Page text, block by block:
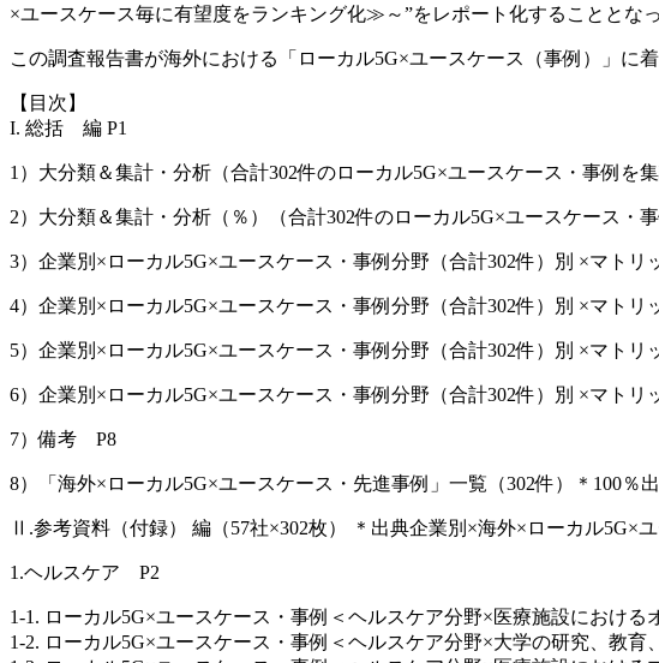
×ユースケース毎に有望度をランキング化≫～”をレポート化することとなっ
この調査報告書が海外における「ローカル5G×ユースケース（事例）」に
【目次】
I. 総括 編 P1
1）大分類＆集計・分析（合計302件のローカル5G×ユースケース・事例を
2）大分類＆集計・分析（％）（合計302件のローカル5G×ユースケース・
3）企業別×ローカル5G×ユースケース・事例分野（合計302件）別 ×マト
4）企業別×ローカル5G×ユースケース・事例分野（合計302件）別 ×マト
5）企業別×ローカル5G×ユースケース・事例分野（合計302件）別 ×マト
6）企業別×ローカル5G×ユースケース・事例分野（合計302件）別 ×マト
7）備考 P8
8）「海外×ローカル5G×ユースケース・先進事例」一覧（302件）＊100％
Ⅱ.参考資料（付録） 編（57社×302枚） ＊出典企業別×海外×ローカル5G×
1.ヘルスケア P2
1-1. ローカル5G×ユースケース・事例＜ヘルスケア分野×医療施設における
1-2. ローカル5G×ユースケース・事例＜ヘルスケア分野×大学の研究、教育